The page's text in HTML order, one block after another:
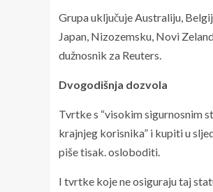
Grupa uključuje Australiju,
Japan, Nizozemsku, Novi
dužnosnik za Reuters.
Dvogodišnja dozvola
Tvrtke s “visokim sigurnosnim
krajnjeg korisnika” i kupiti u
piše tisak. osloboditi.
I tvrtke koje ne osiguraju taj